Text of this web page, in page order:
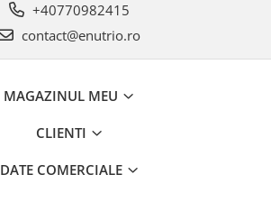
+40770982415
contact@enutrio.ro
MAGAZINUL MEU
CLIENTI
DATE COMERCIALE